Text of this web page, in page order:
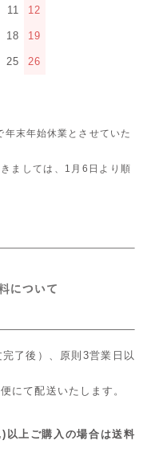
11 12
18 19
25 26
末年始休業とさせていた
ましては、1月6日より順
了後）、原則3営業日以
にて配送いたします。
以上ご購入の場合は送料